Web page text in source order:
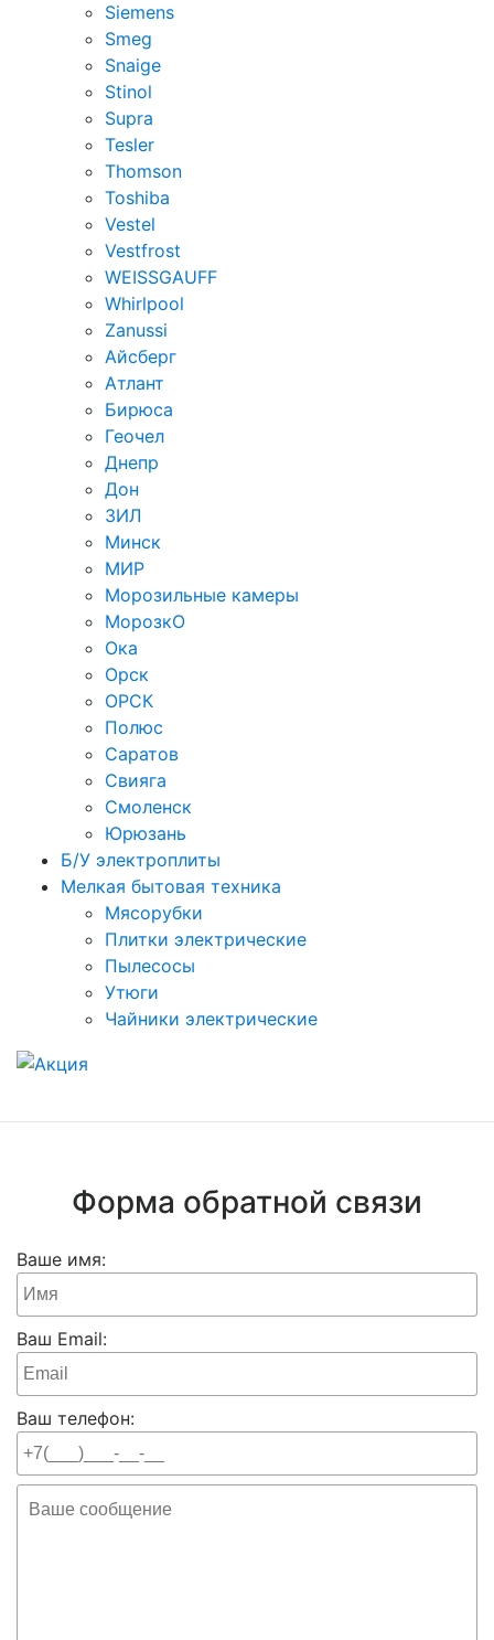
Siemens
Smeg
Snaige
Stinol
Supra
Tesler
Thomson
Toshiba
Vestel
Vestfrost
WEISSGAUFF
Whirlpool
Zanussi
Айсберг
Атлант
Бирюса
Геочел
Днепр
Дон
ЗИЛ
Минск
МИР
Морозильные камеры
МорозкО
Ока
Орск
ОРСК
Полюс
Саратов
Свияга
Смоленск
Юрюзань
Б/У электроплиты
Мелкая бытовая техника
Мясорубки
Плитки электрические
Пылесосы
Утюги
Чайники электрические
Форма обратной связи
Ваше имя:
Ваш Email:
Ваш телефон: